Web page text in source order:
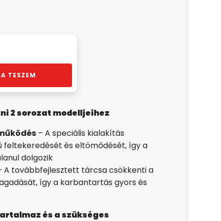
TESZEM
2 sorozat modelljeihez
– A speciális kialakítás
feltekeredését és eltömődését, így a
dolgozik
A továbbfejlesztett tárcsa csökkenti a
így a karbantartás gyors és
és a szükséges